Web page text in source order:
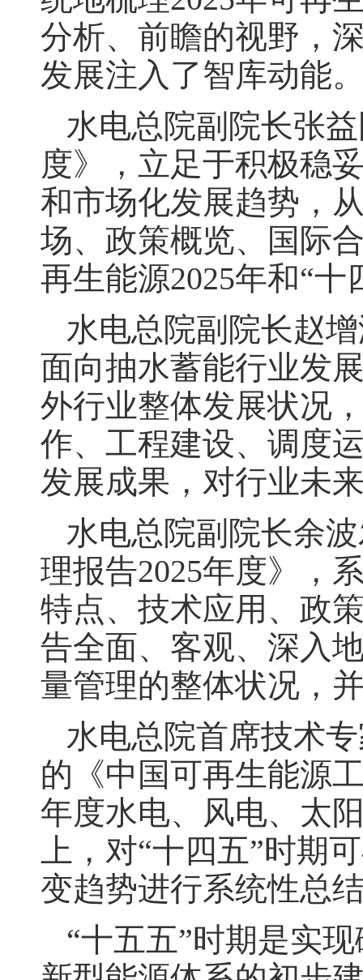
分析、前瞻的视野，
发展注入了智库动能
水电总院副院长张
度》，立足于积极稳
和市场化发展趋势，
场、政策概览、国际
再生能源2025年和“
水电总院副院长赵
面向抽水蓄能行业发
外行业整体发展状况
作、工程建设、调度
发展成果，对行业未
水电总院副院长余
理报告2025年度》，
特点、技术应用、政
告全面、客观、深入
量管理的整体状况，
水电总院首席技术
的《中国可再生能源
年度水电、风电、太
上，对“十四五”时期
变趋势进行系统性总
“十五五”时期是实